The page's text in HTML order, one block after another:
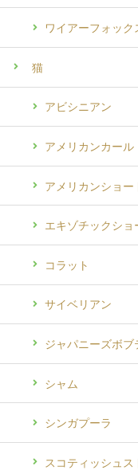
ワイアーフォック
猫
アビシニアン
アメリカンカール
アメリカンショー
エキゾチックショ
コラット
サイベリアン
ジャパニーズボブ
シャム
シンガプーラ
スコティッシュス